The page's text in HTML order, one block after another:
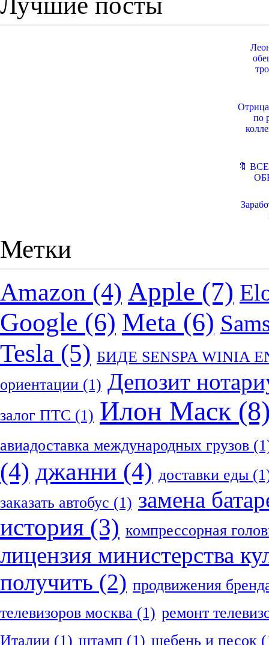
по
🔖
Метки
Amazon (4) Apple (7)
Google (6) Meta (6)
Tesla (5) БИДЕ SENSPA WINIA
ориентации (1) Депозит
залог ПТС (1) Илон Маск
авиадоставка международных грузов
(4) джанни (4) доставки еды
заказать автобус (1) замена
история (3) компрессорная
лицензия министерства
получить (2) продвижения
телевизоров москва (1) ремонт
Италии (1) штамп (1) щебень и песок